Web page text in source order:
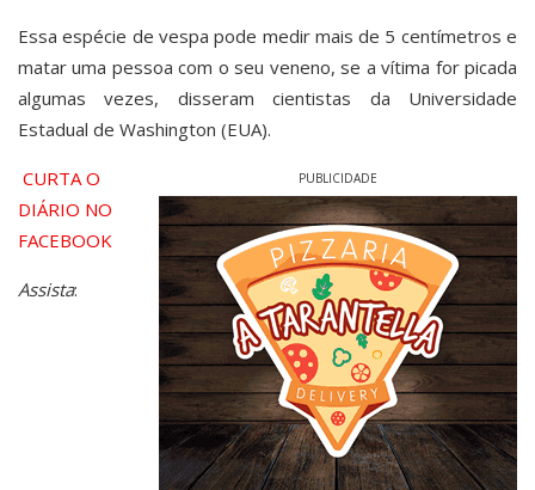
Essa espécie de vespa pode medir mais de 5 centímetros e
matar uma pessoa com o seu veneno, se a vítima for picada
algumas vezes, disseram cientistas da Universidade
Estadual de Washington (EUA).
PUBLICIDADE
CURTA O
DIÁRIO NO
FACEBOOK
Assista: